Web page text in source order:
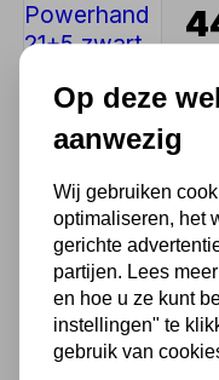
Op deze
aanwezig
Wij gebruiken
optimaliseren, het
gerichte
partijen. Lees
en hoe u ze kunt
instellingen" te
gebruik van